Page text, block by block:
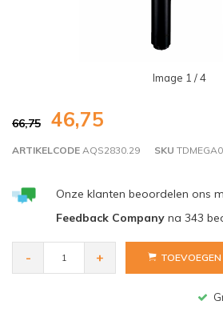
Image 1 / 4
66,75 46,75
ARTIKELCODE AQS2830.29 SKU
Onze klanten beoordelen ons
Feedback Companyna 343
- +